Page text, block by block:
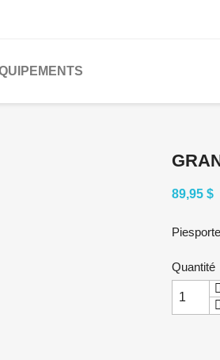
89,95 $
Quantité